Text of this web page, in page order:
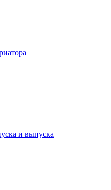
и выпуска